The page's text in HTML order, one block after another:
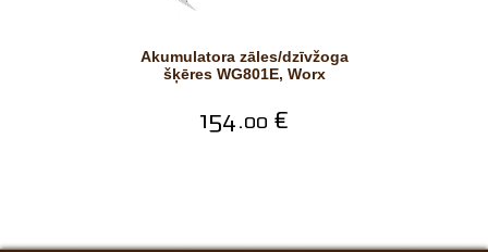
Akumulatora zāles/dzīvžoga
šķēres WG801E, Worx
154.00 €